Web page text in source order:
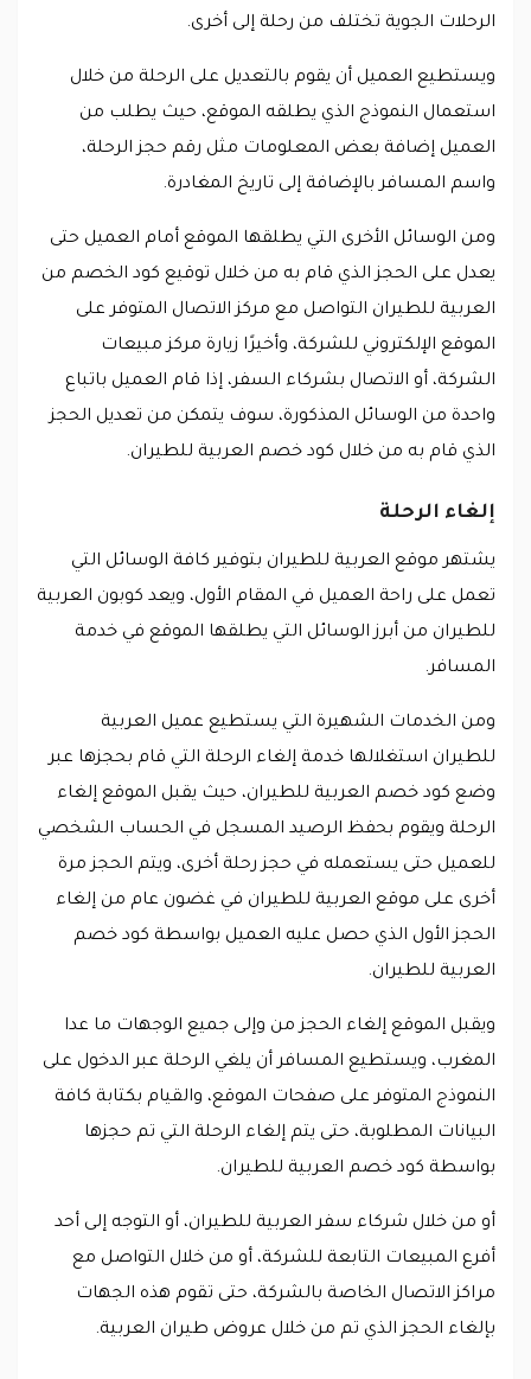
الرحلات الجوية تختلف من رحلة إلى أخرى.
ويستطيع العميل أن يقوم بالتعديل على الرحلة من خلال
استعمال النموذج الذي يطلقه الموقع، حيث يطلب من
العميل إضافة بعض المعلومات مثل رقم حجز الرحلة،
واسم المسافر بالإضافة إلى تاريخ المغادرة.
ومن الوسائل الأخرى التي يطلقها الموقع أمام العميل حتى
يعدل على الحجز الذي قام به من خلال توقيع كود الخصم من
العربية للطيران التواصل مع مركز الاتصال المتوفر على
الموقع الإلكتروني للشركة، وأخيرًا زيارة مركز مبيعات
الشركة، أو الاتصال بشركاء السفر، إذا قام العميل باتباع
واحدة من الوسائل المذكورة، سوف يتمكن من تعديل الحجز
الذي قام به من خلال كود خصم العربية للطيران.
إلغاء الرحلة
يشتهر موقع العربية للطيران بتوفير كافة الوسائل التي
تعمل على راحة العميل في المقام الأول، ويعد كوبون العربية
للطيران من أبرز الوسائل التي يطلقها الموقع في خدمة
المسافر.
ومن الخدمات الشهيرة التي يستطيع عميل العربية
للطيران استغلالها خدمة إلغاء الرحلة التي قام بحجزها عبر
وضع كود خصم العربية للطيران، حيث يقبل الموقع إلغاء
الرحلة ويقوم بحفظ الرصيد المسجل في الحساب الشخصي
للعميل حتى يستعمله في حجز رحلة أخرى، ويتم الحجز مرة
أخرى على موقع العربية للطيران في غضون عام من إلغاء
الحجز الأول الذي حصل عليه العميل بواسطة كود خصم
العربية للطيران.
ويقبل الموقع إلغاء الحجز من وإلى جميع الوجهات ما عدا
المغرب، ويستطيع المسافر أن يلغي الرحلة عبر الدخول على
النموذج المتوفر على صفحات الموقع، والقيام بكتابة كافة
البيانات المطلوبة، حتى يتم إلغاء الرحلة التي تم حجزها
بواسطة كود خصم العربية للطيران.
أو من خلال شركاء سفر العربية للطيران، أو التوجه إلى أحد
أفرع المبيعات التابعة للشركة، أو من خلال التواصل مع
مراكز الاتصال الخاصة بالشركة، حتى تقوم هذه الجهات
بإلغاء الحجز الذي تم من خلال عروض طيران العربية.